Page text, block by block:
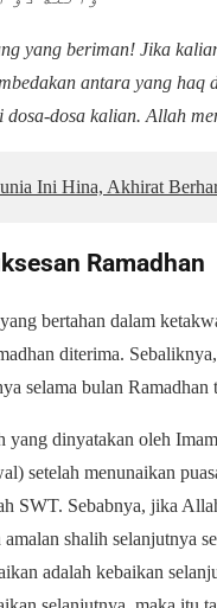
yang beriman! Jika
antara yang haq
dosa-dosa kalian. Allah
Ini Hina, Akhirat
Ramadhan
bertahan dalam
diterima.
selama bulan Ramadhan
yang dinyatakan oleh
setelah menunaikan
SWT. Sebabnya, jika
shalih selanjutnya
adalah kebaikan